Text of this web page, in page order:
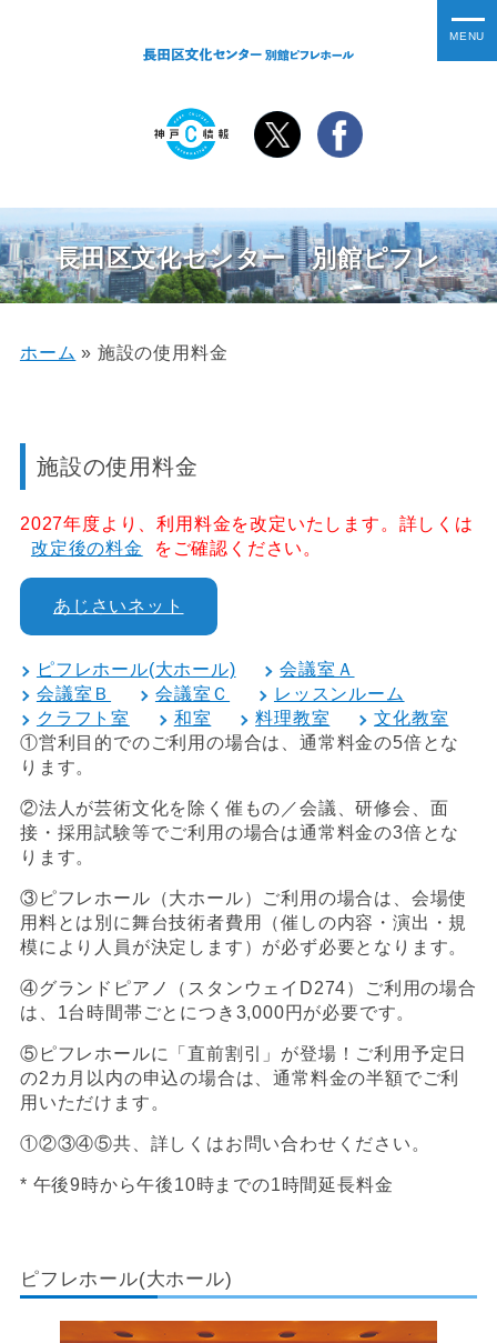
長田区文化センター 別館ピフレ
ホーム » 施設の使用料金
施設の使用料金
2027年度より、利用料金を改定いたします。詳しくは
改定後の料金
をご確認ください。
あじさいネット
ピフレホール(大ホール)
会議室Ａ
会議室Ｂ
会議室Ｃ
レッスンルーム
クラフト室
和室 料理教室
文化教室
①営利目的でのご利用の場合は、通常料金の5倍とな
ります。
②法人が芸術文化を除く催もの／会議、研修会、面
接・採用試験等でご利用の場合は通常料金の3倍とな
ります。
③ピフレホール（大ホール）ご利用の場合は、会場使
用料とは別に舞台技術者費用（催しの内容・演出・規
模により人員が決定します）が必ず必要となります。
④グランドピアノ（スタンウェイD274）ご利用の場合
は、1台時間帯ごとにつき3,000円が必要です。
⑤ピフレホールに「直前割引」が登場！ご利用予定日
の2カ月以内の申込の場合は、通常料金の半額でご利
用いただけます。
①②③④⑤共、詳しくはお問い合わせください。
* 午後9時から午後10時までの1時間延長料金
ピフレホール(大ホール)